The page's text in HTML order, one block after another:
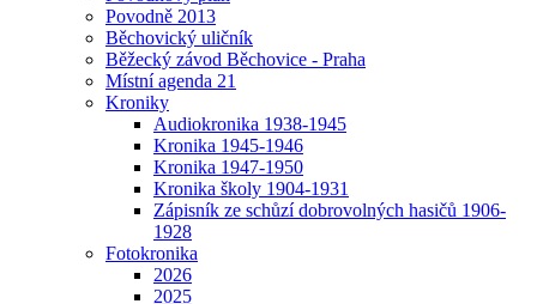
Povodně 2013
Běchovický uličník
Běžecký závod Běchovice - Praha
Místní agenda 21
Kroniky
Audiokronika 1938-1945
Kronika 1945-1946
Kronika 1947-1950
Kronika školy 1904-1931
Zápisník ze schůzí dobrovolných hasičů 1906-
1928
Fotokronika
2026
2025